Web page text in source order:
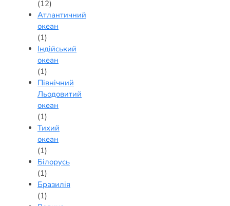
(12)
Атлантичний
океан
(1)
Індійський
океан
(1)
Північний
Льодовитий
океан
(1)
Тихий
океан
(1)
Білорусь
(1)
Бразилія
(1)